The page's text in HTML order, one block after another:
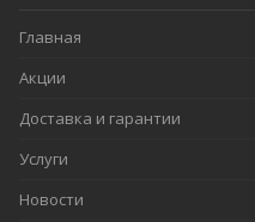
Главная
Акции
Доставка и гарантии
Услуги
Новости